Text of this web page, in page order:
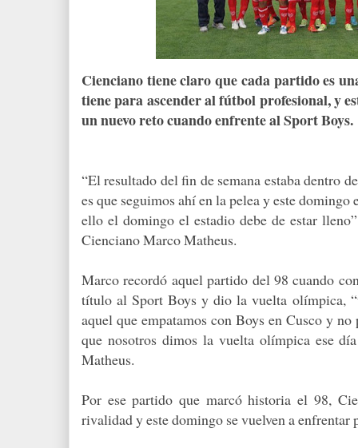
Cienciano tiene claro que cada partido es
tiene para ascender al fútbol profesional, y
un nuevo reto cuando enfrente al Sport Boys.
“El resultado del fin de semana estaba dentro
es que seguimos ahí en la pelea y este
ello el domingo el estadio debe de estar
Cienciano Marco Matheus.
Marco recordó aquel partido del 98 cuando
título al Sport Boys y dio la vuelta olímpica,
aquel que empatamos con Boys en Cusco y
que nosotros dimos la vuelta olímpica ese
Matheus.
Por ese partido que marcó historia el 98,
rivalidad y este domingo se vuelven a enfrentar